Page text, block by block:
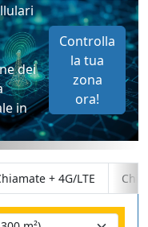
dei
in
Controlla
la tua
zona
ora!
+ 4G/LTE